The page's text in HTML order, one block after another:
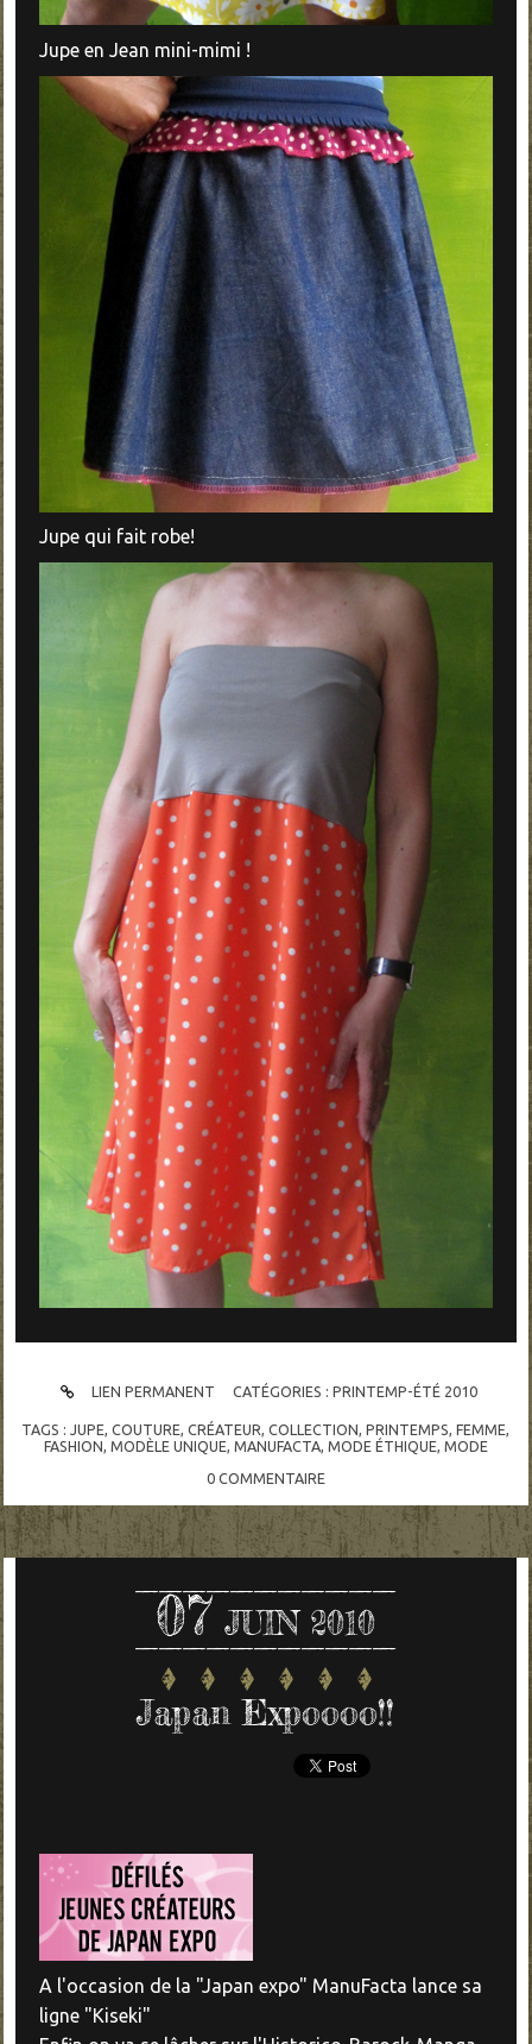
Jupe en Jean mini-mimi !
Jupe qui fait robe!
LIEN PERMANENT CATÉGORIES :PRINTEMP-ÉTÉ 2010
TAGS :JUPE,COUTURE,CRÉATEUR,COLLECTION,PRINTEMPS,FEMME,
FASHION, MODÈLE UNIQUE, MANUFACTA, MODE ÉTHIQUE, MODE
0 COMMENTAIRE
07 JUIN 2010
Japan Expoooo!!
A l'occasion de la "Japan expo" ManuFacta lance sa
ligne "Kiseki"